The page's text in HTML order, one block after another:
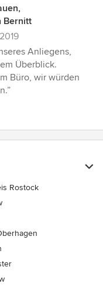
Bernitt
Anliegens,
Überblick.
Büro, wir würden
Rostock